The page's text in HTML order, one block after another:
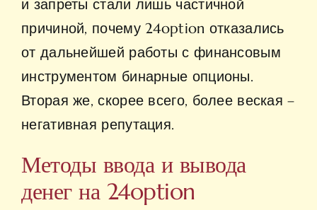
и запреты стали лишь частичной
причиной, почему 24option отказались
от дальнейшей работы с финансовым
инструментом бинарные опционы.
Вторая же, скорее всего, более веская –
негативная репутация.
Методы ввода и вывода
денег на 24option